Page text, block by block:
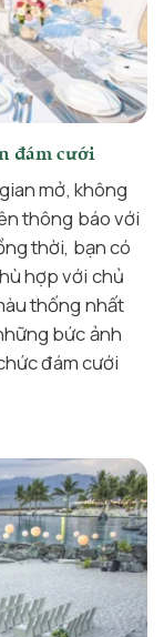
đám cưới
mở, không
thông báo với
thời, bạn có
hợp với chủ
thống nhất
bức ảnh
đám cưới